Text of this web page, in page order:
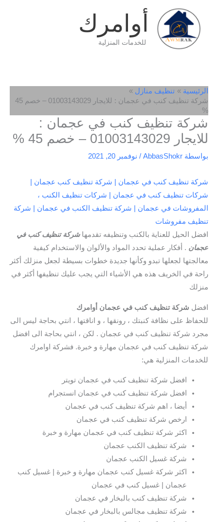
المحتوى
أوامرك
للخدمات المنزلية
الرئيسية
تنظيف منازل
شركة تنظيف كنب في عجمان : للايجار 01003143029 – خصم 45
%
شركة تنظيف كنب في عجمان :
للايجار 01003143029 – خصم 45 %
بواسطة AbbasShokr
/ نوفمبر 20, 2021
شركة تنظيف كنب في عجمان | شركة تنظيف كنب عجمان |
شركات تنظيف كنب في عجمان | شركات تنظيف الكنب ،
المفروشات في عجمان | شركة تنظيف الكنب في عجمان | شركة
تنظيف مفروشات
افضل الحيل للعناية بالكنب وتنظيفه تقدمها شركة تنظيف كنب في
عجمان . أفكار عملية تحدد المواد والألوان والاستخدام كيفية
معالجتها لجعلها تبدو وكأنها جديدة خطوات بسيطة لجعل منزلك أكثر
راحة في الخريف هذه هي الأشياء التي يجب عليك تنظيفها أكثر في
منزلك
افضل شركة تنظيف كنب في عجمان أوامرك
للحفاظ على نظافة كنبتك ، رونقها ، و اناقتها ، انتي بحاجة ليس الى
مجرد شركة تنظيف كنب في عجمان . لكن ، انتي بحاجة الى افضل
شركة تنظيف كنب في عجمان مهارة و خبرة. فشركة اوامرك
للخدمات المنزلية هي:
افضل شركة تنظيف كنب في عجمان تويتر
افضل شركة تنظيف كنب في عجمان انستجرام
أيضا ، اهم شركة تنظيف كنب في عجمان
ارخص شركة تنظيف كنب في عجمان
اكثر شركة تنظيف كنب في عجمان مهارة و خبرة
شركة تنظيف الكنب عجمان
شركة غسيل الكنب عجمان
اكثر شركة غسيل كنب عجمان مهارة و خبرة | غسيل كنب
عجمان | غسيل كنب في عجمان
شركة تنظيف كنب بالبخار في عجمان
شركة تنظيف مجالس بالبخار في عجمان